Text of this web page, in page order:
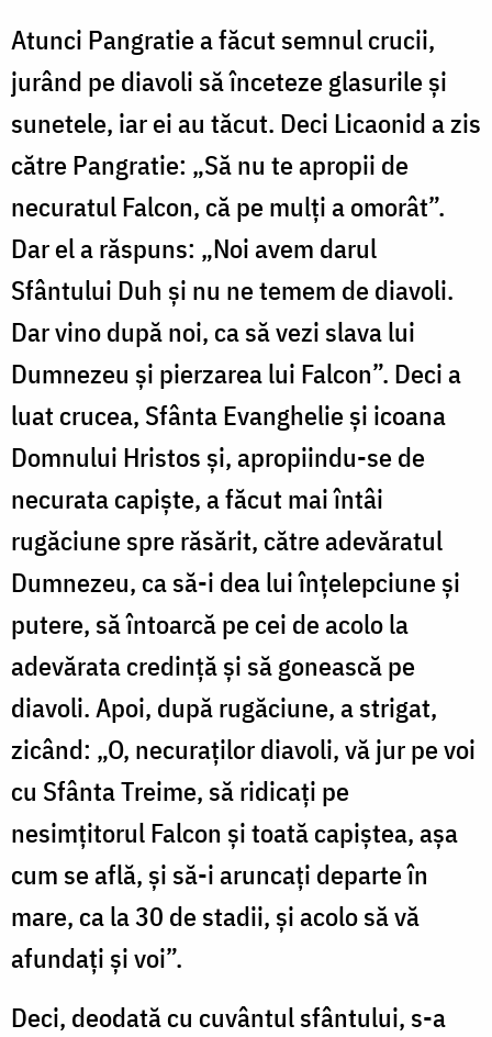
Atunci Pangratie a făcut semnul crucii,
jurând pe diavoli să înceteze glasurile și
sunetele, iar ei au tăcut. Deci Licaonid a zis
către Pangratie: „Să nu te apropii de
necuratul Falcon, că pe mulți a omorât”.
Dar el a răspuns: „Noi avem darul
Sfântului Duh și nu ne temem de diavoli.
Dar vino după noi, ca să vezi slava lui
Dumnezeu și pierzarea lui Falcon”. Deci a
luat crucea, Sfânta Evanghelie și icoana
Domnului Hristos și, apropiindu-se de
necurata capiște, a făcut mai întâi
rugăciune spre răsărit, către adevăratul
Dumnezeu, ca să-i dea lui înțelepciune și
putere, să întoarcă pe cei de acolo la
adevărata credință și să gonească pe
diavoli. Apoi, după rugăciune, a strigat,
zicând: „O, necuraților diavoli, vă jur pe voi
cu Sfânta Treime, să ridicați pe
nesimțitorul Falcon și toată capiștea, așa
cum se află, și să-i aruncați departe în
mare, ca la 30 de stadii, și acolo să vă
afundați și voi”.
Deci, deodată cu cuvântul sfântului, s-a